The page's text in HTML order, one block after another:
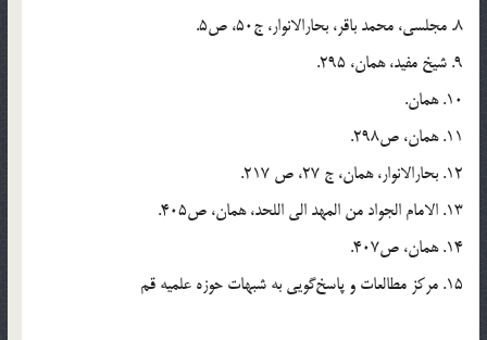
8. مجلسی، محمد باقر، بحارالانوار، ج50، ص5.
9. شیخ مفید، همان، 295.
10. همان.
11. همان، ص298.
12. بحارالانوار، همان، ج 27، ص 217.
13. الامام الجواد من المهد الی اللحد، همان، ص405.
14. همان، ص407.
15. مرکز مطالعات و پاسخ‌گویی به شبهات حوزه علمیه قم